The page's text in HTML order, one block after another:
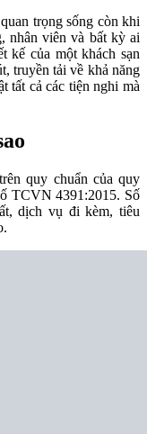
trọng sống còn khi
nhân viên và bất kỳ ai
kế của một khách sạn
truyền tải về khả năng
tất cả các tiện nghi mà
quy chuẩn của quy
TCVN 4391:2015. Số
dịch vụ đi kèm, tiêu